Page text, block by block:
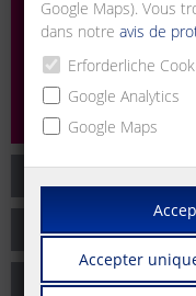
Tolérance zéro
Sélection de nos
Google Maps). Vous
dans notreavis de
Erforderliche
Google Analytics
Google Maps
Accepter